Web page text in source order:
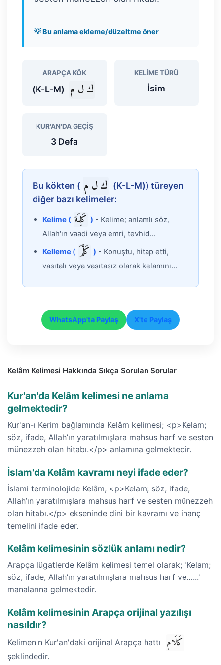
💡 Bu anlama ekleme/düzeltme öner
ARAPÇA KÖK
ك ل م (K-L-M)
KELIME TÜRÜ
İsim
KUR'AN'DA GEÇIŞ
3 Defa
Bu kökten ( ك ل م
(K-L-M)) türeyen
diğer bazı kelimeler:
Kelime ( كَلِمَة ) - Kelime; anlamlı söz,
Allah'ın vaadi veya emri, tevhid...
Kelleme ( كَلَّمَ ) - Konuştu, hitap etti,
vasıtalı veya vasıtasız olarak kelamını...
WhatsApp'ta Paylaş X'te Paylaş
Kelâm Kelimesi Hakkında Sıkça Sorulan Sorular
Kur'an'da Kelâm kelimesi ne anlama
gelmektedir?
Kur'an-ı Kerim bağlamında Kelâm kelimesi; <p>Kelam;
söz, ifade, Allah’ın yaratılmışlara mahsus harf ve sesten
münezzeh olan hitabı.</p> anlamına gelmektedir.
İslam'da Kelâm kavramı neyi ifade eder?
İslami terminolojide Kelâm, <p>Kelam; söz, ifade,
Allah’ın yaratılmışlara mahsus harf ve sesten münezzeh
olan hitabı.</p> ekseninde dini bir kavramı ve inanç
temelini ifade eder.
Kelâm kelimesinin sözlük anlamı nedir?
Arapça lügatlerde Kelâm kelimesi temel olarak; 'Kelam;
söz, ifade, Allah’ın yaratılmışlara mahsus harf ve…...'
manalarına gelmektedir.
Kelâm kelimesinin Arapça orijinal yazılışı
nasıldır?
Kelimenin Kur'an'daki orijinal Arapça hattı كَلَام
şeklindedir.